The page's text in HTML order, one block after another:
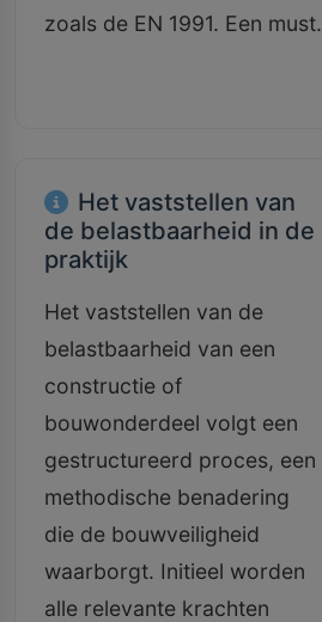
zoals de EN 1991. Een must.
Het vaststellen van
de belastbaarheid in de
praktijk
Het vaststellen van de
belastbaarheid van een
constructie of
bouwonderdeel volgt een
gestructureerd proces, een
methodische benadering
die de bouwveiligheid
waarborgt. Initieel worden
alle relevante krachten